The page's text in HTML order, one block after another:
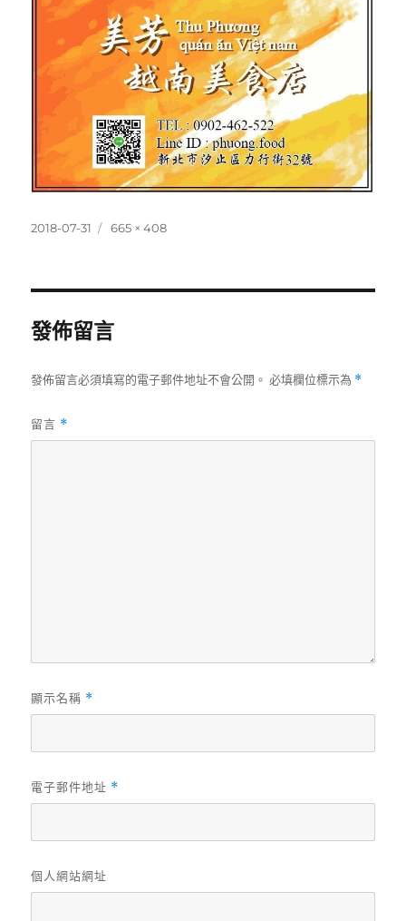
發
2018-07-31
完
665 × 408
發佈留言
發佈留言必須填寫的電子郵件地址不會公開。 必填欄位標示為 *
留言 *
顯示名稱 *
電子郵件地址 *
個人網站網址